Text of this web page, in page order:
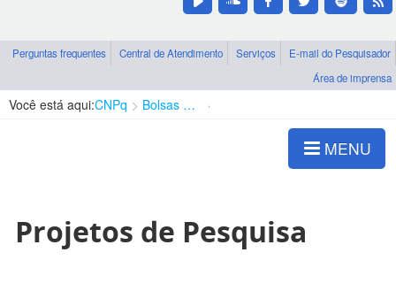
Perguntas frequentes Central de Atendimento Serviços
E-mail do Pesquisador
Área de imprensa
Você está aqui:CNPq Bolsas e Auxílios Vigentes
MENU
Projetos de Pesquisa